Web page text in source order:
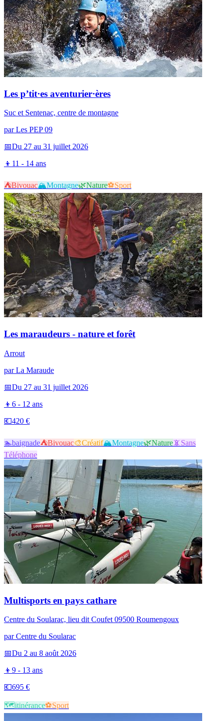
Les p’tit·es aventurier·ères
Suc et Sentenac, centre de montagne
parLes PEP 09
📅Du 27 au 31 juillet 2026
👦 11 - 14 ans
⛺Bivouac🏔️Montagne🌿Nature⚽Sport
Les maraudeurs - nature et forêt
Arrout
parLa Maraude
📅Du 27 au 31 juillet 2026
👦 6 - 12 ans
💶420 €
🏊baignade⛺Bivouac🎨Créatif🏔️Montagne🌿Nature📵 Sans
Téléphone
Multisports en pays cathare
Centre du Soularac, lieu dit Coufet 09500 Roumengoux
parCentre du Soularac
📅Du 2 au 8 août 2026
👦 9 - 13 ans
💶695 €
🗺️​itinérance⚽Sport